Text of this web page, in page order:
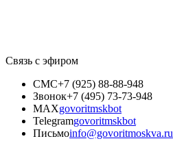
Связь с эфиром
СМС+7 (925) 88-88-948
Звонок+7 (495) 73-73-948
MAXgovoritmskbot
Telegramgovoritmskbot
Письмоinfo@govoritmoskva.ru